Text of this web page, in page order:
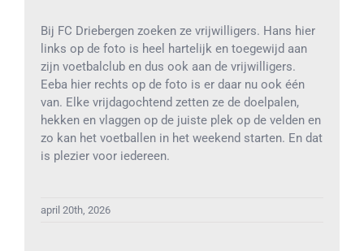
Bij FC Driebergen zoeken ze vrijwilligers. Hans hier
links op de foto is heel hartelijk en toegewijd aan
zijn voetbalclub en dus ook aan de vrijwilligers.
Eeba hier rechts op de foto is er daar nu ook één
van. Elke vrijdagochtend zetten ze de doelpalen,
hekken en vlaggen op de juiste plek op de velden en
zo kan het voetballen in het weekend starten. En dat
is plezier voor iedereen.
april 20th, 2026